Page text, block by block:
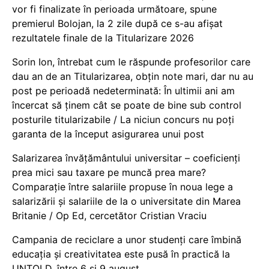
vor fi finalizate în perioada următoare, spune
premierul Bolojan, la 2 zile după ce s-au afișat
rezultatele finale de la Titularizare 2026
Sorin Ion, întrebat cum le răspunde profesorilor care
dau an de an Titularizarea, obțin note mari, dar nu au
post pe perioadă nedeterminată: În ultimii ani am
încercat să ținem cât se poate de bine sub control
posturile titularizabile / La niciun concurs nu poți
garanta de la început asigurarea unui post
Salarizarea învățământului universitar – coeficienți
prea mici sau taxare pe muncă prea mare?
Comparație între salariile propuse în noua lege a
salarizării și salariile de la o universitate din Marea
Britanie / Op Ed, cercetător Cristian Vraciu
Campania de reciclare a unor studenți care îmbină
educația și creativitatea este pusă în practică la